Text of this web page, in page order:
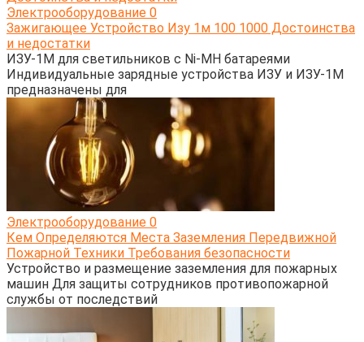
Электрооборудование 0
Зажигающее Устройство Изу 1м 100 1000 Достоинства
и недостатки
ИЗУ-1М для светильников с Ni-MH батареями
Индивидуальные зарядные устройства ИЗУ и ИЗУ-1М
предназначены для
Электрооборудование 0
Кем Определяются Места Заземления Передвижной
Пожарной Техники Требования безопасности
Устройство и размещение заземления для пожарных
машин Для защиты сотрудников противопожарной
службы от последствий